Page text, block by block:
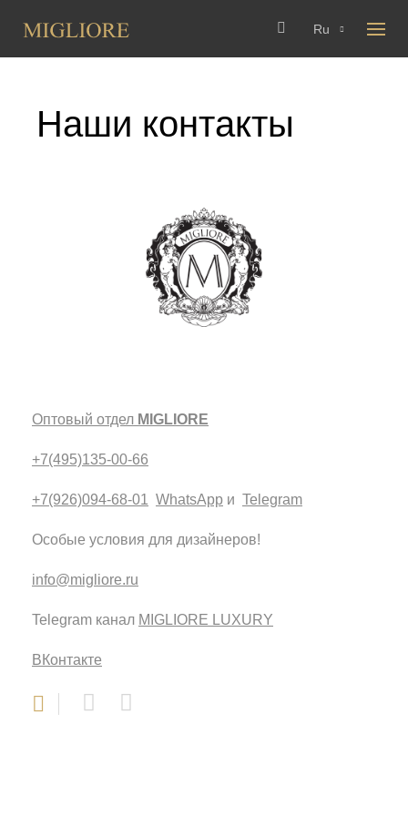
Ru
Наши контакты
Оптовый отдел MIGLIORE
+7(495)135-00-66
+7(926)094-68-01 WhatsApp и Telegram
Особые условия для дизайнеров!
info@migliore.ru
Telegram канал MIGLIORE LUXURY
ВКонтакте